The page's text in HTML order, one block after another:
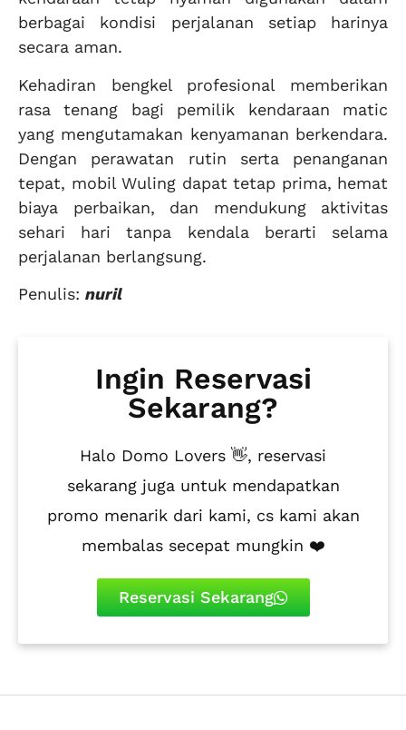
berbagai kondisi perjalanan setiap harinya
secara aman.
Kehadiran bengkel profesional memberikan
rasa tenang bagi pemilik kendaraan matic
yang mengutamakan kenyamanan berkendara.
Dengan perawatan rutin serta penanganan
tepat, mobil Wuling dapat tetap prima, hemat
biaya perbaikan, dan mendukung aktivitas
sehari hari tanpa kendala berarti selama
perjalanan berlangsung.
Penulis: nuril
Ingin Reservasi
Sekarang?
Halo Domo Lovers 👋, reservasi
sekarang juga untuk mendapatkan
promo menarik dari kami, cs kami akan
membalas secepat mungkin ❤️
Reservasi Sekarang